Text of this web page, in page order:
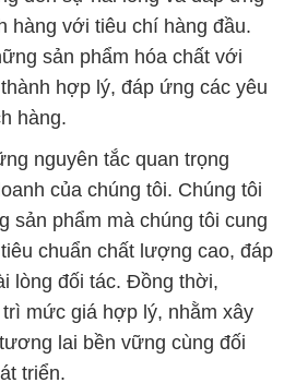
Trường Phát có khả năng đáp
về hóa chất, phục vụ cho
lĩnh vực sản xuất tại TP. Hồ
chúng tôi là cung cấp và
hóa chất đáng tin cậy,
tốt nhất trên thị trường.
ngũ nhân viên giàu kinh
về ngành hóa chất. Đội ngũ
tư vấn và hỗ trợ khách
nghiệp, nhằm đáp ứng tối đa
nhất cho khách hàng.
tiết và được tư vấn, quý